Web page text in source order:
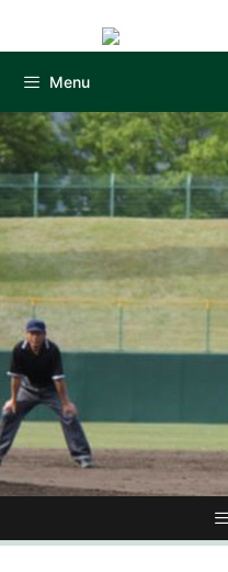
へ
ス
キ
ッ
プ
Menu